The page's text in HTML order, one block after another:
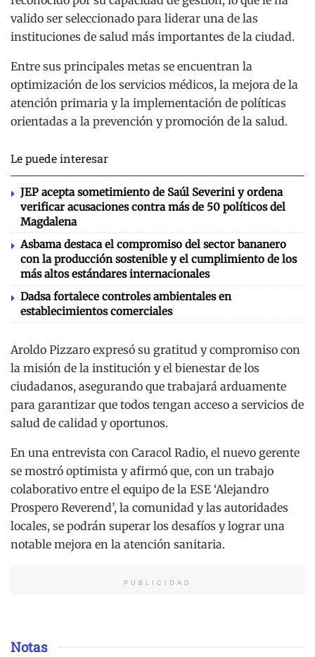
valido ser seleccionado para liderar una de las
instituciones de salud más importantes de la ciudad.
Entre sus principales metas se encuentran la
optimización de los servicios médicos, la mejora de la
atención primaria y la implementación de políticas
orientadas a la prevención y promoción de la salud.
Le puede interesar
JEP acepta sometimiento de Saúl Severini y ordena
verificar acusaciones contra más de 50 políticos del
Magdalena
Asbama destaca el compromiso del sector bananero
con la producción sostenible y el cumplimiento de los
más altos estándares internacionales
Dadsa fortalece controles ambientales en
establecimientos comerciales
Aroldo Pizzaro expresó su gratitud y compromiso con
la misión de la institución y el bienestar de los
ciudadanos, asegurando que trabajará arduamente
para garantizar que todos tengan acceso a servicios de
salud de calidad y oportunos.
En una entrevista con Caracol Radio, el nuevo gerente
se mostró optimista y afirmó que, con un trabajo
colaborativo entre el equipo de la ESE ‘Alejandro
Prospero Reverend’, la comunidad y las autoridades
locales, se podrán superar los desafíos y lograr una
notable mejora en la atención sanitaria.
PUBLICIDAD
Notas